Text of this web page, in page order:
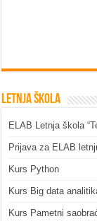
Letnja škola
ELAB Letnja škola
Prijava za ELAB
Kurs Python
Kurs Big data
Kurs Pametni